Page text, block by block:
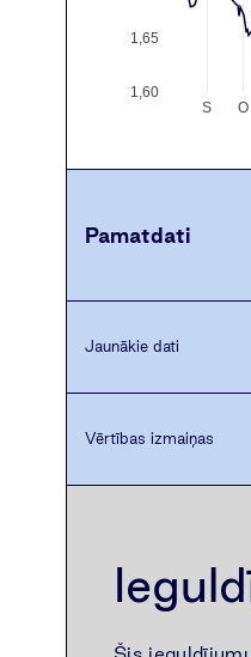
S O
1,60
1,65
Pamatdati
Jaunākie dati
Vērtības izmaiņas